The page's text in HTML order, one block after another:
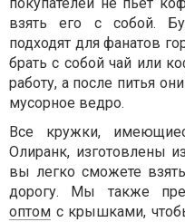
взять его с собой.
подходят для фанатов
брать с собой чай или
работу, а после питья
мусорное ведро.
Все кружки,
Олиранк, изготовлены
вы легко сможете
дорогу. Мы также
оптом с крышками,